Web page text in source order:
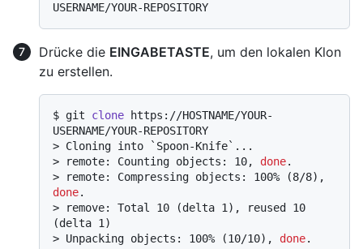
Drücke die EINGABETASTE, um den lokalen Klon
zu erstellen.
$ git clone https://HOSTNAME/YOUR-
USERNAME/YOUR-REPOSITORY
> Cloning into `Spoon-Knife`...
>
remote: Counting objects: 10, done.
>
done.
>
remove: Total 10 (delta 1), reused 10
(delta 1)
> Unpacking objects: 100% (10/10), done.